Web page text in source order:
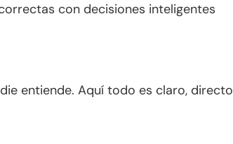
con decisiones inteligentes
entiende. Aquí todo es claro, directo